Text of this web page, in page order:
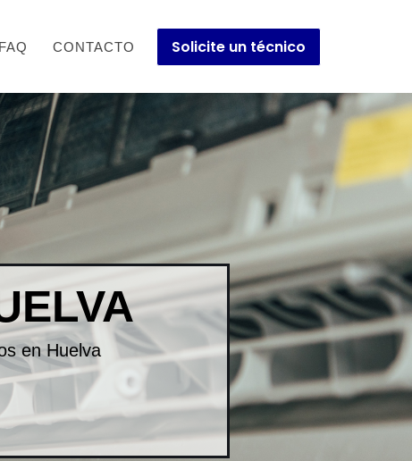
FAQ CONTACTO Solicite un técnico
en Huelva